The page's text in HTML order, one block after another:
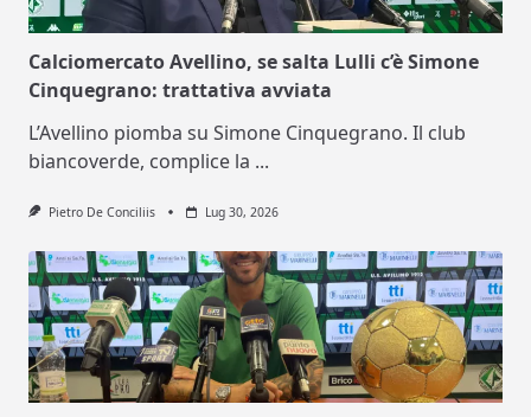
Calciomercato Avellino, se salta Lulli c’è Simone
Cinquegrano: trattativa avviata
L’Avellino piomba su Simone Cinquegrano. Il club
biancoverde, complice la ...
Pietro De Conciliis Lug 30, 2026